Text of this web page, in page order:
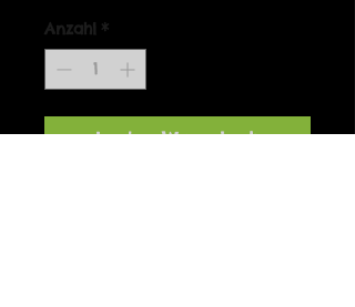
Anzahl *
In den Warenkorb